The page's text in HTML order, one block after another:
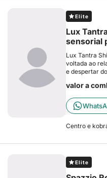
Elite
Lux
sensorial
Lux Tantra
voltada ao
e despertar
valor a
Centro e
Elite